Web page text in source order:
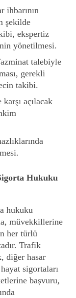
ihbarının
şekilde
ekspertiz
yönetilmesi.
talebiyle
gerekli
takibi.
açılacak
Hukuku
hukuku
müvekkillerine
her türlü
Trafik
diğer hasar
sigortaları
başvuru,